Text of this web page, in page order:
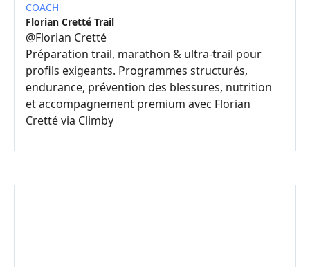
COACH
Florian Cretté Trail
@Florian Cretté
Préparation trail, marathon & ultra-trail pour
profils exigeants. Programmes structurés,
endurance, prévention des blessures, nutrition
et accompagnement premium avec Florian
Cretté via Climby